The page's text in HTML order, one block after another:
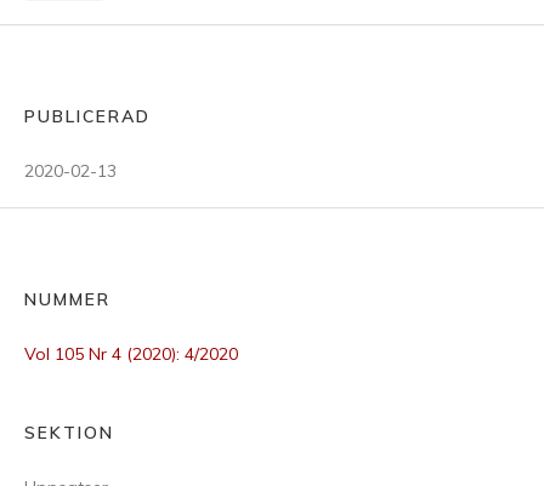
PUBLICERAD
2020-02-13
NUMMER
Vol 105 Nr 4 (2020): 4/2020
SEKTION